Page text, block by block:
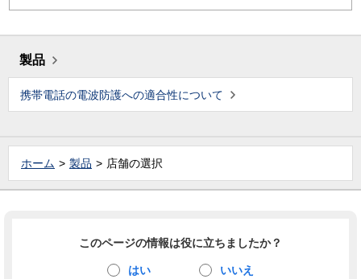
製品
携帯電話の電波防護への適合性について
ホーム 製品 店舗の選択
このページの情報は役に立ちましたか？
はい いいえ